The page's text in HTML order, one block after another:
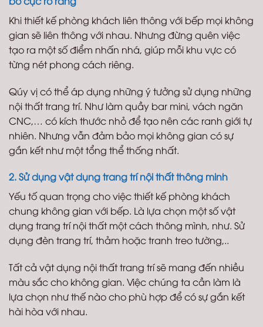
Khi thiết kế phòng khách liên thông với bếp mọi không
gian sẽ liên thông với nhau. Nhưng đừng quên việc
tạo ra một số điểm nhấn nhá, giúp mỗi khu vực có
từng nét phong cách riêng.
Qúy vị có thể áp dụng những ý tưởng sử dụng những
nội thất trang trí. Như làm quầy bar mini, vách ngăn
CNC,… có kích thước nhỏ để tạo nên các ranh giới tự
nhiên. Nhưng vẫn đảm bảo mọi không gian có sự
gắn kết như một tổng thể thống nhất.
2. Sử dụng vật dụng trang trí nội thất thông minh
Yếu tố quan trọng cho việc thiết kế phòng khách
chung không gian với bếp. Là lựa chọn một số vật
dụng trang trí nội thất một cách thông mình, như. Sử
dụng đèn trang trí, thảm hoặc tranh treo tường,..
Tất cả vật dụng nội thất trang trí sẽ mang đến nhiều
màu sắc cho không gian. Việc chúng ta cần làm là
lựa chọn như thế nào cho phù hợp để có sự gắn kết
hài hòa với nhau.